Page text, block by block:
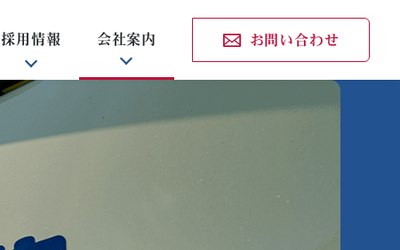
採用情報 会社案内 お問い合わせ